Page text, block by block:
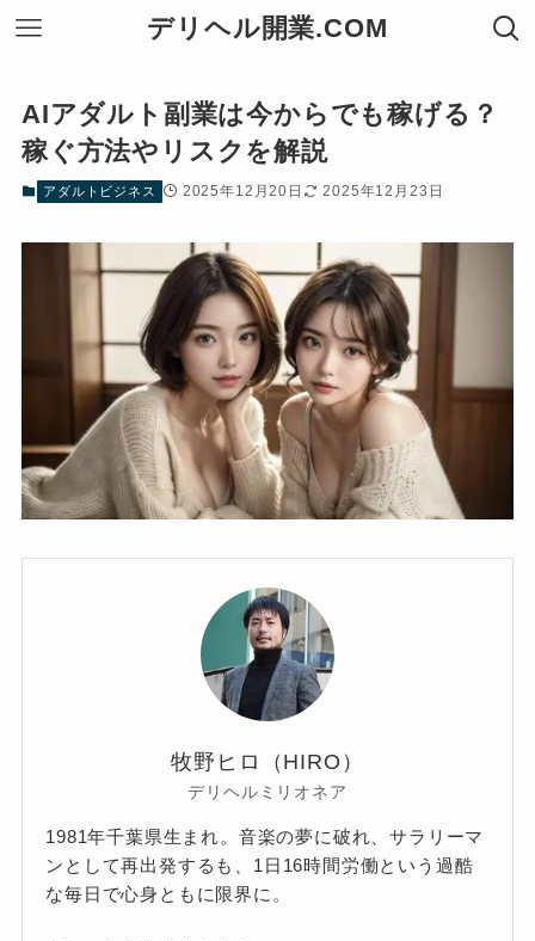
デリヘル開業.COM
AIアダルト副業は今からでも稼げる？
稼ぐ方法やリスクを解説
アダルトビジネス 2025年12月20日 2025年12月23日
牧野ヒロ（HIRO）
デリヘルミリオネア
1981年千葉県生まれ。音楽の夢に破れ、サラリーマ
ンとして再出発するも、1日16時間労働という過酷
な毎日で心身ともに限界に。